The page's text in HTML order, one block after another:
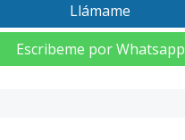
Llámame
Escribeme por Whatsapp